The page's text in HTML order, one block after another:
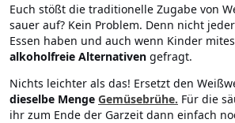
Euch stößt die traditionelle Zugabe von
sauer auf? Kein Problem. Denn nicht
Essen haben und auch wenn Kinder
alkoholfreie Alternativen gefragt.
Nichts leichter als das! Ersetzt den
dieselbe Menge Gemüsebrühe. Für die
ihr zum Ende der Garzeit dann einfach